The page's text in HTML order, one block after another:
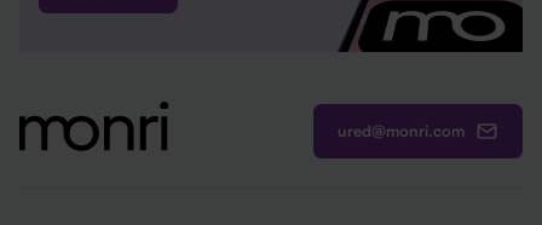
ured@monri.com